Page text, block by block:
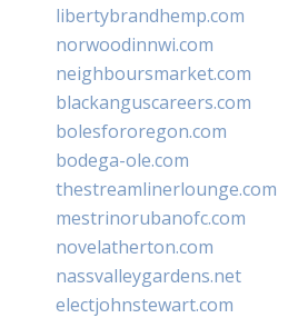
libertybrandhemp.com
norwoodinnwi.com
neighboursmarket.com
blackanguscareers.com
bolesfororegon.com
bodega-ole.com
thestreamlinerlounge.com
mestrinorubanofc.com
novelatherton.com
nassvalleygardens.net
electjohnstewart.com